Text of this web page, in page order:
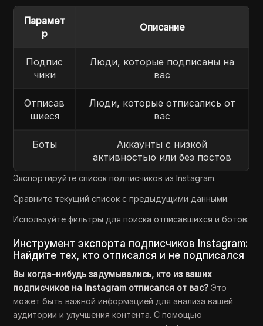
Парамет
р
Описание
Подпис
чики
Люди, которые подписаны на
вас
Отписав
шиеся
Люди, которые отписались от
вас
Боты
Аккаунты с низкой
активностью или без постов
Экспортируйте список подписчиков из Instagram.
Сравните текущий список с предыдущими данными.
Используйте фильтры для поиска отписавшихся и ботов.
Инструмент экспорта подписчиков Instagram:
Найдите тех, кто отписался и не подписался
Вы когда-нибудь задумывались, кто из ваших
подписчиков на Instagram отписался от вас? Это
может быть важной информацией для анализа вашей
аудитории и улучшения контента. С помощью